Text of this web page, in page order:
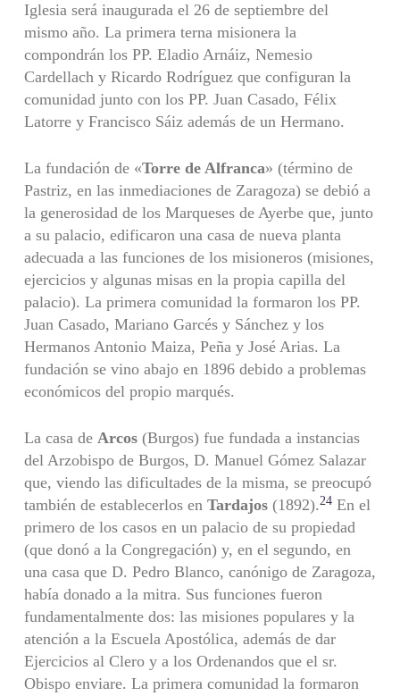
Iglesia será inaugurada el 26 de septiembre del
mismo año. La primera terna misionera la
compondrán los PP. Eladio Arnáiz, Nemesio
Cardellach y Ricardo Rodríguez que configuran la
comunidad junto con los PP. Juan Casado, Félix
Latorre y Francisco Sáiz además de un Hermano.
La fundación de «Torre de Alfranca» (término de
Pastriz, en las inmediaciones de Zaragoza) se debió a
la generosidad de los Marqueses de Ayerbe que, junto
a su palacio, edificaron una casa de nueva planta
adecuada a las funciones de los misioneros (misiones,
ejercicios y algunas misas en la propia capilla del
palacio). La primera comunidad la formaron los PP.
Juan Casado, Mariano Garcés y Sánchez y los
Hermanos Antonio Maiza, Peña y José Arias. La
fundación se vino abajo en 1896 debido a problemas
económicos del propio marqués.
La casa de Arcos(Burgos) fue fundada a instancias
del Arzobispo de Burgos, D. Manuel Gómez Salazar
que, viendo las dificultades de la misma, se preocupó
también de establecerlos en Tardajos(1892). 24En el
primero de los casos en un palacio de su propiedad
(que donó a la Congregación) y, en el segundo, en
una casa que D. Pedro Blanco, canónigo de Zaragoza,
había donado a la mitra. Sus funciones fueron
fundamentalmente dos: las misiones populares y la
atención a la Escuela Apostólica, además de dar
Ejercicios al Clero y a los Ordenandos que el sr.
Obispo enviare. La primera comunidad la formaron